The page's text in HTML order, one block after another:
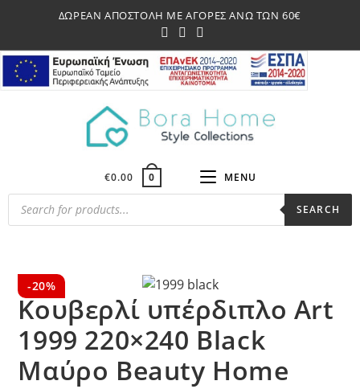
ΔΩΡΕΑΝ ΑΠΟΣΤΟΛΗ ΜΕ ΑΓΟΡΕΣ ΑΝΩ ΤΩΝ 60€
€0.00 0 MENU
Products
search
SEARCH
-20%
Κουβερλί υπέρδιπλο Art
1999 220×240 Black
Μαύρο Beauty Home